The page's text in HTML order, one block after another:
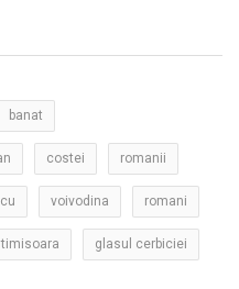
banat
costei romanii
voivodina romani
timisoara glasul cerbiciei